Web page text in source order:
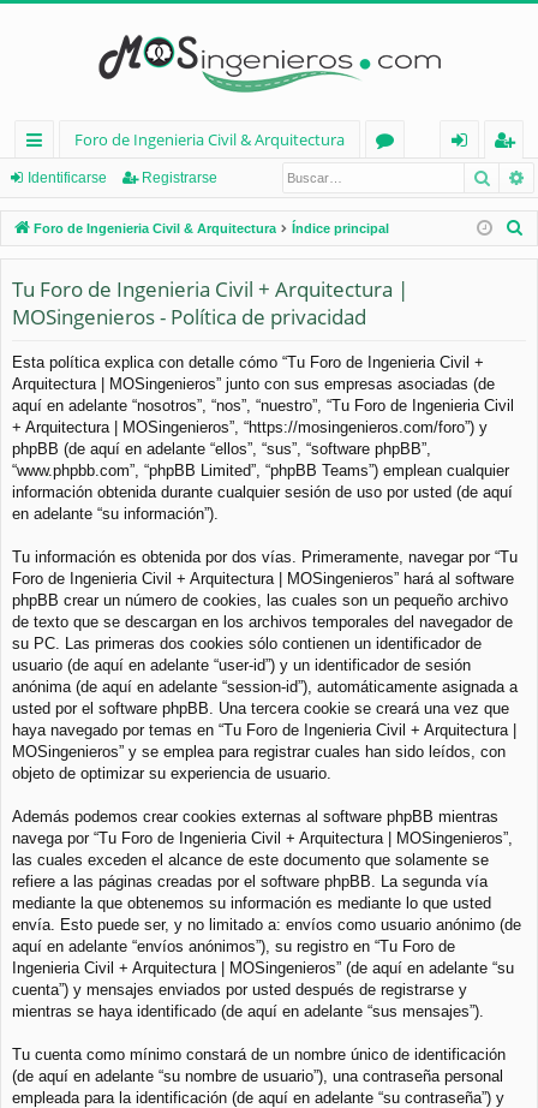
nl
ac
es
rá
pi
d
os
Foro de Ingenieria Civil & Arquitectura
os
nt
ifi
e
eg
ist
ra
Identificarse Registrarse
Foro de Ingenieria Civil & Arquitectura Índice principal
Tu Foro de Ingenieria Civil + Arquitectura |
MOSingenieros - Política de privacidad
Esta política explica con detalle cómo “Tu Foro de Ingenieria Civil +
Arquitectura | MOSingenieros” junto con sus empresas asociadas (de
aquí en adelante “nosotros”, “nos”, “nuestro”, “Tu Foro de Ingenieria Civil
+ Arquitectura | MOSingenieros”, “https://mosingenieros.com/foro”) y
phpBB (de aquí en adelante “ellos”, “sus”, “software phpBB”,
“www.phpbb.com”, “phpBB Limited”, “phpBB Teams”) emplean cualquier
información obtenida durante cualquier sesión de uso por usted (de aquí
en adelante “su información”).
Tu información es obtenida por dos vías. Primeramente, navegar por “Tu
Foro de Ingenieria Civil + Arquitectura | MOSingenieros” hará al software
phpBB crear un número de cookies, las cuales son un pequeño archivo
de texto que se descargan en los archivos temporales del navegador de
su PC. Las primeras dos cookies sólo contienen un identificador de
usuario (de aquí en adelante “user-id”) y un identificador de sesión
anónima (de aquí en adelante “session-id”), automáticamente asignada a
usted por el software phpBB. Una tercera cookie se creará una vez que
haya navegado por temas en “Tu Foro de Ingenieria Civil + Arquitectura |
MOSingenieros” y se emplea para registrar cuales han sido leídos, con
objeto de optimizar su experiencia de usuario.
Además podemos crear cookies externas al software phpBB mientras
navega por “Tu Foro de Ingenieria Civil + Arquitectura | MOSingenieros”,
las cuales exceden el alcance de este documento que solamente se
refiere a las páginas creadas por el software phpBB. La segunda vía
mediante la que obtenemos su información es mediante lo que usted
envía. Esto puede ser, y no limitado a: envíos como usuario anónimo (de
aquí en adelante “envíos anónimos”), su registro en “Tu Foro de
Ingenieria Civil + Arquitectura | MOSingenieros” (de aquí en adelante “su
cuenta”) y mensajes enviados por usted después de registrarse y
mientras se haya identificado (de aquí en adelante “sus mensajes”).
Tu cuenta como mínimo constará de un nombre único de identificación
(de aquí en adelante “su nombre de usuario”), una contraseña personal
empleada para la identificación (de aquí en adelante “su contraseña”) y